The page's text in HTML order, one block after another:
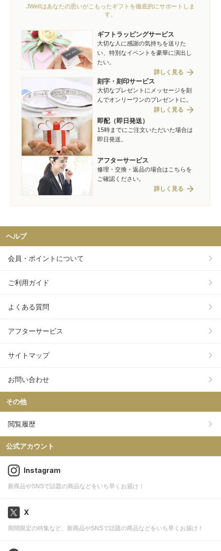
JWellはあなたの思いがこもったギフトを徹底的にサポートしま
す。
ギフトラッピングサービス
大切な人に感謝の気持ちを送りた
い、特別なイベントを豪華に演出し
たい。
詳しく見る arrow_forward
刻字・刻印サービス
大切なプレゼントにメッセージを刻
んでオンリーワンのプレゼントに。
詳しく見る arrow_forward
即配（即日発送）
15時までにご注文いただいた場合は
即日発送。
アフターサービス
修理・交換・返品の場合はこちらを
ご確認ください。
詳しく見る arrow_forward
ヘルプ
会員・ポイントについて
ご利用ガイド
よくある質問
アフターサービス
サイトマップ
お問い合わせ
その他
閲覧履歴
公式アカウント
Instagram
新商品やSNSで話題の商品などをいち早くお届け！
X
期間限定の特集など、新商品やSNSで話題の商品などをいち早くお届け！